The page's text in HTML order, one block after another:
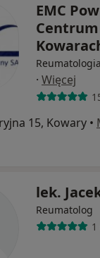
EMC
· Więcej
15, Kowary •
lek.
Reumatolog